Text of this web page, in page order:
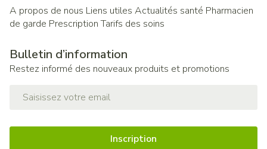
A propos de nous Liens utiles Actualités santé Pharmacien
de garde Prescription Tarifs des soins
Bulletin d’information
Restez informé des nouveaux produits et promotions
Inscription